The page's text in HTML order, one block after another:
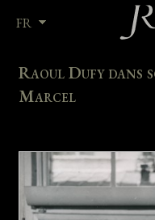
FR
Raoul Dufy dans
Marcel